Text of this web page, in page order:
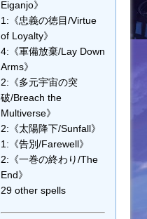
Eiganjo》
1:《忠義の徳目/Virtue
of Loyalty》
4:《軍備放棄/Lay Down
Arms》
2:《多元宇宙の突
破/Breach the
Multiverse》
2:《太陽降下/Sunfall》
1:《告別/Farewell》
2:《一巻の終わり/The
End》
29 other spells